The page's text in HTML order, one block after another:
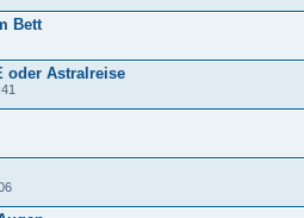
Bett
oder Astralreise